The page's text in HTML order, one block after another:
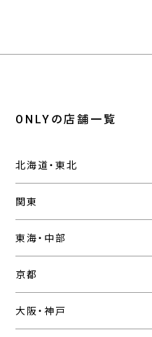
ONLYの店舗一覧
北海道・東北
関東
東海・中部
京都
大阪・神戸